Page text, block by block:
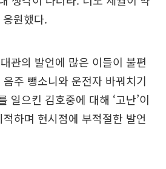
원했다.
관의 발언에 많은 이들이 불편
주 뺑소니와 운전자 바꿔치기
일으킨 김호중에 대해 ‘고난’이
하며 현시점에 부적절한 발언